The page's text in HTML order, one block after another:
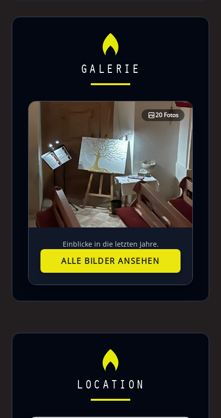
GALERIE
20 Fotos
Einblicke in die letzten Jahre.
ALLE BILDER ANSEHEN
LOCATION